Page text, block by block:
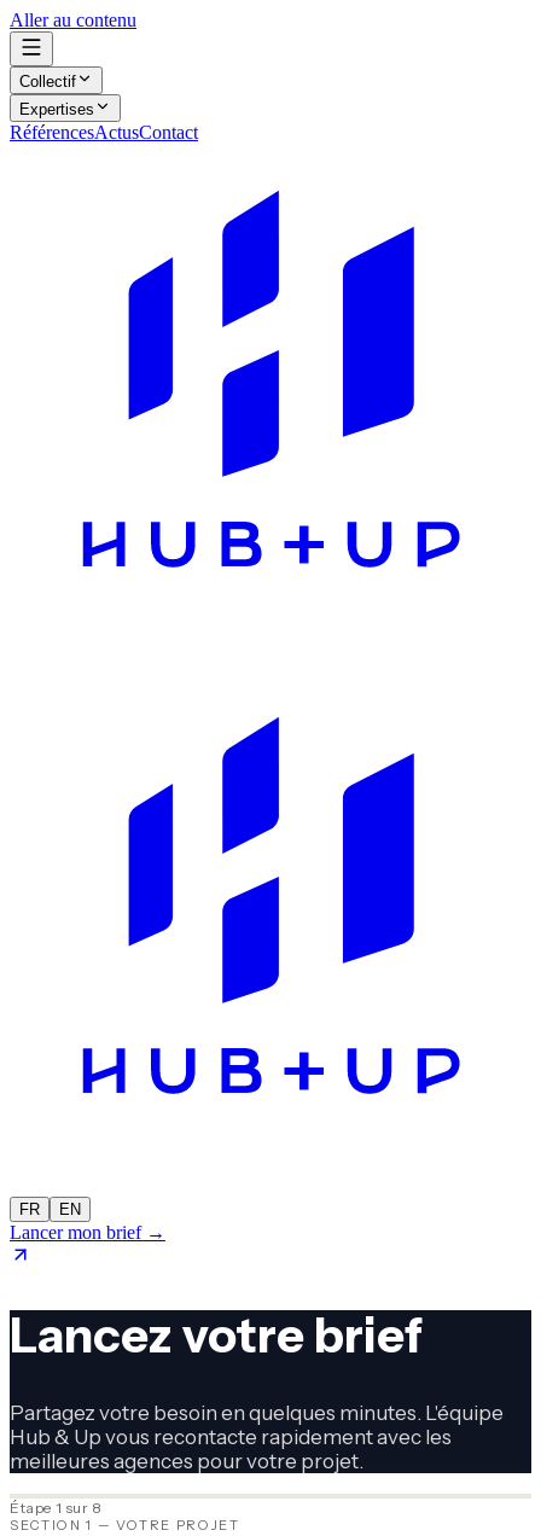
Aller au contenu
Collectif
Expertises
RéférencesActusContact
FR EN
Lancer mon brief →
Lancez votre brief
Partagez votre besoin en quelques minutes. L'équipe
Hub & Up vous recontacte rapidement avec les
meilleures agences pour votre projet.
Étape 1 sur 8
SECTION 1 — VOTRE PROJET